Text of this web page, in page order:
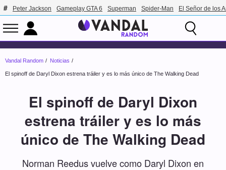
Peter Jackson Gameplay GTA 6 Superman Spider-Man El Señor de los
Vandal Random Noticias
El spinoff de Daryl Dixon estrena tráiler y es lo más único de The Walking Dead
El spinoff de Daryl Dixon
estrena tráiler y es lo más
único de The Walking Dead
Norman Reedus vuelve como Daryl Dixon en